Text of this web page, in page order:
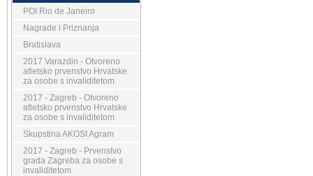
POI Rio de Janeiro
Nagrade i Priznanja
Bratislava
2017 Varazdin - Otvoreno
atletsko prvenstvo Hrvatske
za osobe s invaliditetom
2017 - Zagreb - Otvoreno
atletsko prvenstvo Hrvatske
za osobe s invaliditetom
Skupstina AKOSI Agram
2017 - Zagreb - Prvenstvo
grada Zagreba za osobe s
invaliditetom